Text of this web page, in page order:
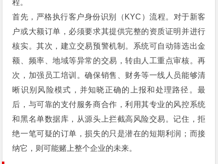
程。
首先，严格执行客户身份识别（KYC）流程。对于新客
户或大额订单，必须要求其提供完整的资质证明并进行
核实。其次，建立交易预警机制。系统可自动筛选出金
额、频率、地域等异常的交易，转由人工重点审核。再
次，加强员工培训。确保销售、财务等一线人员能够清
晰识别风险模式，并知晓正确的上报和处理路径。最
后，与可靠的支付服务商合作，利用其专业的风控系统
和黑名单数据库，从源头上拦截高风险交易。记住，拒
绝一笔可疑的订单，损失的只是潜在的短期利润；而接
纳它，则可能赌上整个企业的未来。